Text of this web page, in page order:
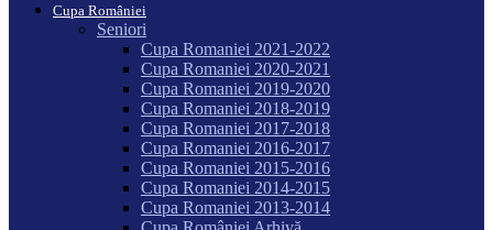
Cupa României
Seniori
Cupa Romaniei 2021-2022
Cupa Romaniei 2020-2021
Cupa Romaniei 2019-2020
Cupa Romaniei 2018-2019
Cupa Romaniei 2017-2018
Cupa Romaniei 2016-2017
Cupa Romaniei 2015-2016
Cupa Romaniei 2014-2015
Cupa Romaniei 2013-2014